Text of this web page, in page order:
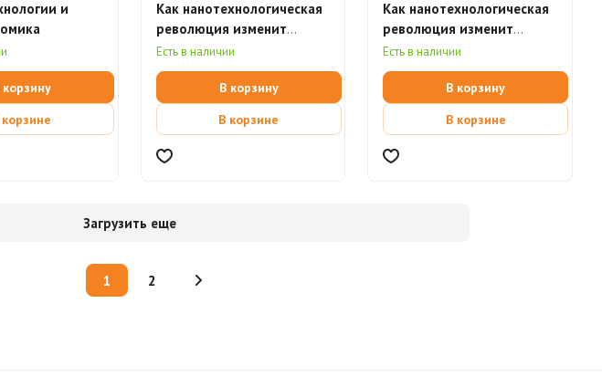
и
корзину
Как нанотехнологическая
революция изменит
цивилизацию
(электронная книга)
Есть в наличии
В корзину
В корзине
Как нанотехнологическая
революция изменит
цивилизацию
Есть в наличии
В корзину
В корзине
Загрузить еще
1 2